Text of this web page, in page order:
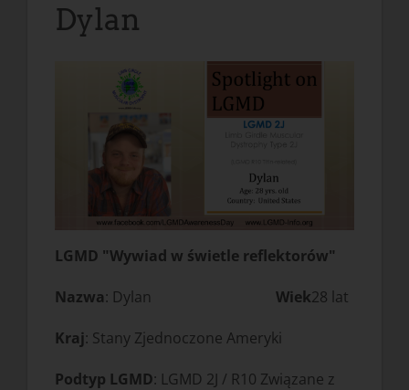
Dylan
LGMD "Wywiad w świetle reflektorów"
Nazwa: Dylan Wiek28 lat
Kraj: Stany Zjednoczone Ameryki
Podtyp LGMD: LGMD 2J / R10 Związane z